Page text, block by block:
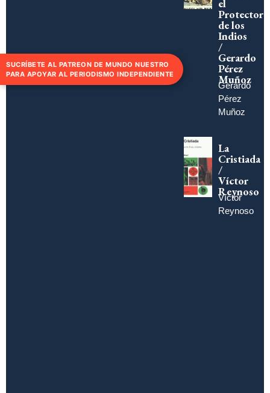
el
Protector
de los
Indios
/
Gerardo
Pérez
Muñoz
Gerardo
Pérez
Muñoz
La
Cristiada
/
Víctor
Reynoso
Víctor
Reynoso
SUCRÍBETE AL PATREON DE MUNDO NUESTRO
PARA APOYAR AL PERIODISMO INDEPENDIENTE